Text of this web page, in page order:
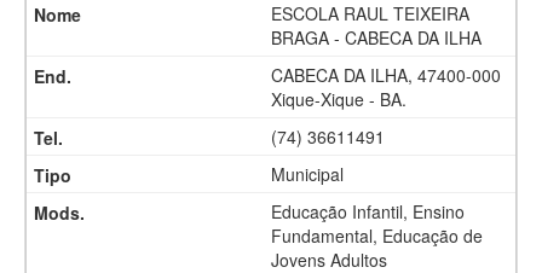
ESCOLA RAUL TEIXEIRA
BRAGA - CABECA DA ILHA
CABECA DA ILHA, 47400-000
Xique-Xique - BA.
(74) 36611491
Municipal
Educação Infantil, Ensino
Fundamental, Educação de
Jovens Adultos